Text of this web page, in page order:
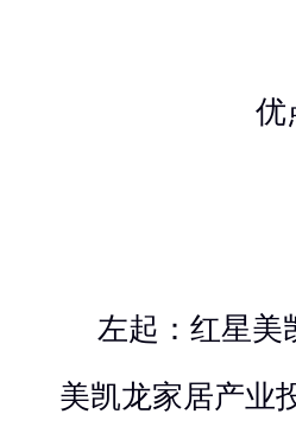
优
左起：红星美
美凯龙家居产业